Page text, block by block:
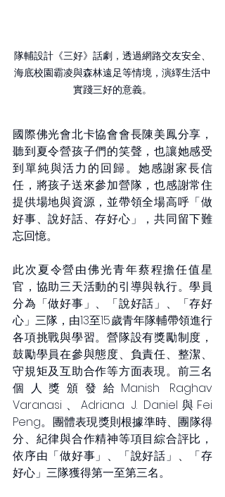
隊輔設計《三好》話劇，透過網路交友安全、
海底校園霸凌與森林遠足等情境，演繹生活中
實踐三好的意義。
國際佛光會北卡協會會長陳美鳳分享，
聽到夏令營孩子們的笑聲，也讓她感受
到單純與活力的回歸。她感謝家長信
任，將孩子送來參加營隊，也感謝常住
提供場地與資源，並帶領全場高呼「做
好事、說好話、存好心」，共同留下難
忘回憶。
此次夏令營由佛光青年蔡程擔任值星
官，協助三天活動的引導與執行。學員
分為「做好事」、「說好話」、「存好
心」三隊，由13至15歲青年隊輔帶領進行
各項挑戰與學習。營隊設有獎勵制度，
鼓勵學員在參與態度、負責任、整潔、
守規矩及互助合作等方面表現。前三名
個人獎頒發給Manish Raghav
Varanasi、Adriana J. Daniel與Fei
Peng。團體表現獎則根據準時、團隊得
分、紀律與合作精神等項目綜合評比，
依序由「做好事」、「說好話」、「存
好心」三隊獲得第一至第三名。